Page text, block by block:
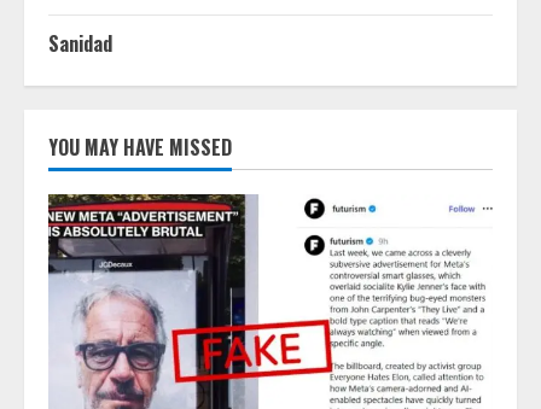
Sanidad
YOU MAY HAVE MISSED